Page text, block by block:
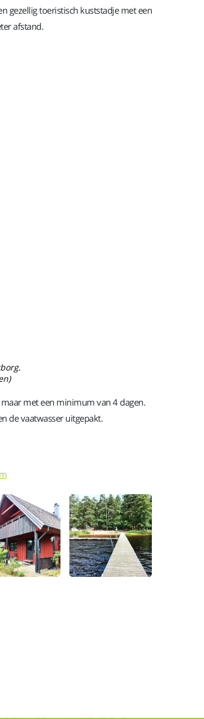
gezellig toeristisch kuststadje met een
afstand.
met een minimum van 4 dagen.
de vaatwasser uitgepakt.